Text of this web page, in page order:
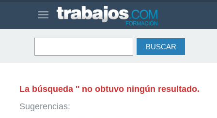
La búsqueda '' no obtuvo ningún resultado.
Sugerencias: